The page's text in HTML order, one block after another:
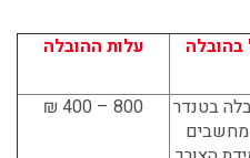
בהובלה עלות ההובלה
בטנדר
מחשבים
800 – 400 ₪